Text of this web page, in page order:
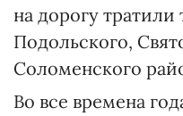
на дорогу тратили
Подольского,
Соломенского
Во все времена